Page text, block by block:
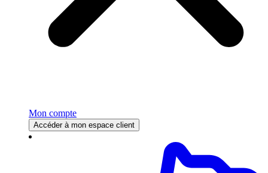
Mon compte
Accéder à mon espace client